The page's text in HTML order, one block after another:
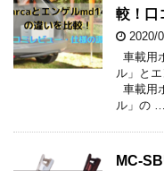
較！口
2020/
車載用
ル」と
車載用
ル」の …
MC-